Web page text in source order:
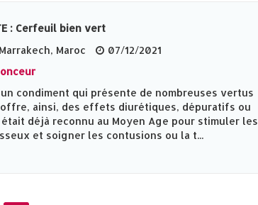
: Cerfeuil bien vert
Marrakech, Maroc
07/12/2021
condiment qui présente de nombreuses vertus
offre, ainsi, des effets diurétiques, dépuratifs ou
déjà reconnu au Moyen Age pour stimuler les
et soigner les contusions ou la t...